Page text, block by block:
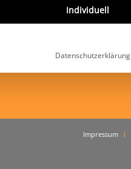
Kidlerstraße 4
Impressum
Individuell
Datenschutzerklärung